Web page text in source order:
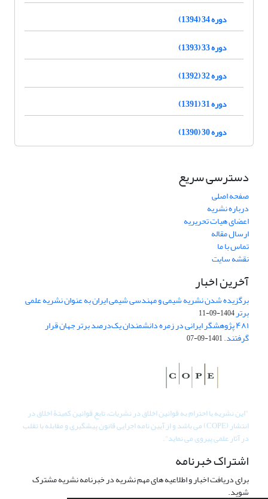
دوره 34 (1394)
دوره 33 (1393)
دوره 32 (1392)
دوره 31 (1391)
دوره 30 (1390)
دسترسی سریع
صفحه اصلی
درباره نشریه
اعضای هیات تحریریه
ارسال مقاله
تماس با ما
نقشه سایت
آخرین اخبار
برگزیده شدن نشریه شیمی و مهندسی شیمی ایران به عنوان نشریه علمی
برتر1404-09-11
۴۸۱ پژوهشگر ایرانی در زمره دانشمندان یک‌درصد برتر جهان قرار
گرفتند.1401-09-07
"این نشریه با احترام به قوانین اخلاق در نشریات، تابع قوانین کمیتۀ اخلاق در
انتشار (COPE) می باشد و از آیین نامه اجرایی قانون پیشگیری و مقابله با تقلب
در آثار علمی پیروی می نماید".
اشتراک خبرنامه
برای دریافت اخبار و اطلاعیه های مهم نشریه در خبرنامه نشریه مشترک
شوید.